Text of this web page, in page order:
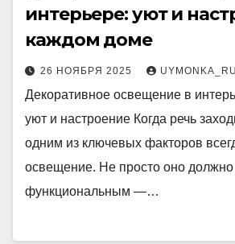
интерьере: уют и
каждом доме
26 НОЯБРЯ 2025 UYMONKA_RU
Декоративное освещение в
уют и настроение Когда речь
одним из ключевых факторов
освещение. Не просто оно
функциональным —…